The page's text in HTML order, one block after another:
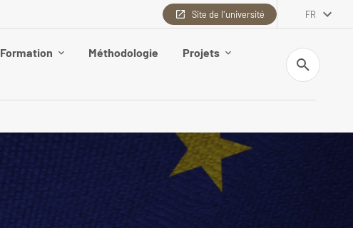
Site de l'université FR
Formation Méthodologie
Projets
Recherche